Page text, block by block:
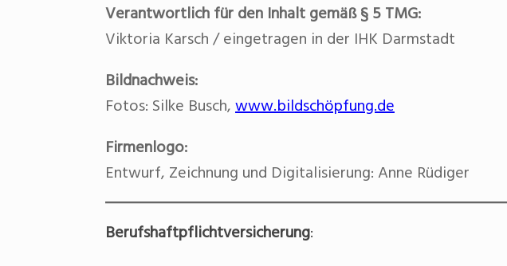
Verantwortlich für den Inhalt gemäß § 5 TMG:
Viktoria Karsch / eingetragen in der IHK Darmstadt
Bildnachweis:
Fotos: Silke Busch,www.bildschöpfung.de
Firmenlogo:
Entwurf, Zeichnung und Digitalisierung: Anne Rüdiger
Berufshaftpflichtversicherung: